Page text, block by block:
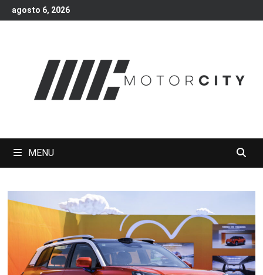
Skip
to
agosto 6, 2026
MENU